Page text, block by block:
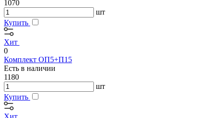
1070
шт
Купить
Хит
0
Комплект ОП5+П15
Есть в наличии
1180
шт
Купить
Хит